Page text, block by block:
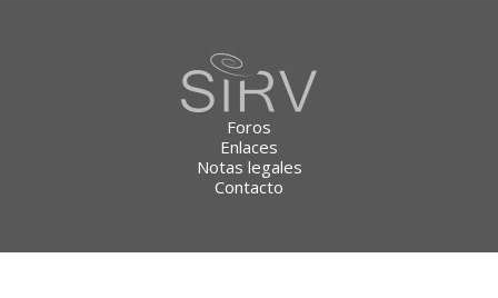
Foros
Enlaces
Notas legales
Contacto